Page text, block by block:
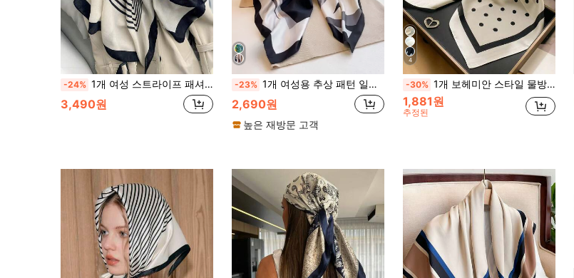
-24% 1개 여성 스트라이프 패셔너블 다용도 스카프 우아한 액세서리 여성
3,490원
-23% 1개 여성용 추상 패턴 일상 생활에 적합한 반다나, 헤어 밴드, 헤드 밴드, 겨울과 가을 스타일링에 이상적
2,690원
높은 재방문 고객
4
-30% 1개 보헤미안 스타일 물방울 무늬 프린트 새틴 헤드 스카프, 봄과 여름에 적합한 세련된 야외 머리 장식 또는 헤어 액세서리, 스카프, 헤어 타이 또는 머리띠로도 사용할 수 있으며 가을/겨울 의상에 이상적인 액세서리
1,881원
추정된